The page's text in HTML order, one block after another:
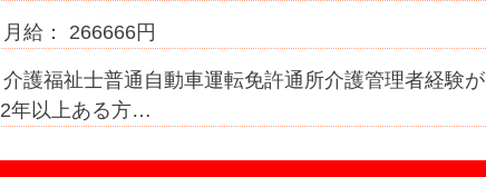
月給： 266666円
介護福祉士普通自動車運転免許通所介護管理者経験が
2年以上ある方…